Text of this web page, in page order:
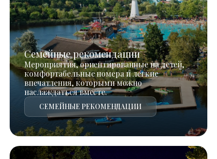
Семейные рекомендации
Мероприятия, ориентированные на детей,
комфортабельные номера и легкие
впечатления, которыми можно
наслаждаться вместе.
СЕМЕЙНЫЕ РЕКОМЕНДАЦИИ